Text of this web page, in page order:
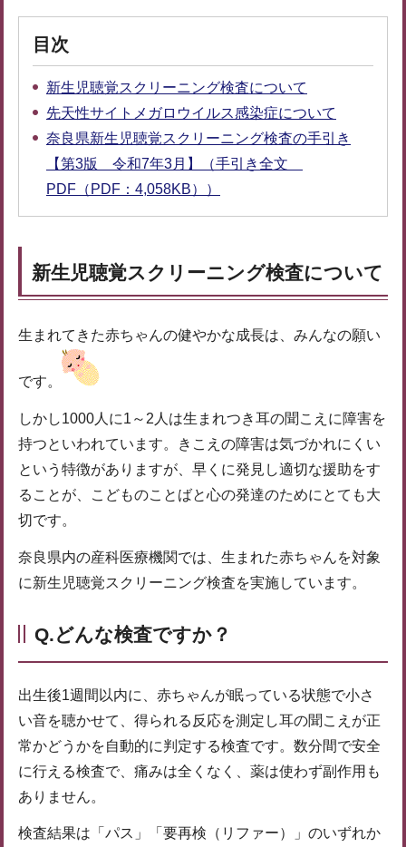
目次
新生児聴覚スクリーニング検査について
先天性サイトメガロウイルス感染症について
奈良県新生児聴覚スクリーニング検査の手引き
【第3版 令和7年3月】（手引き全文
PDF（PDF：4,058KB））
新生児聴覚スクリーニング検査について
生まれてきた赤ちゃんの健やかな成長は、みんなの願い
です。
しかし1000人に1～2人は生まれつき耳の聞こえに障害を
持つといわれています。きこえの障害は気づかれにくい
という特徴がありますが、早くに発見し適切な援助をす
ることが、こどものことばと心の発達のためにとても大
切です。
奈良県内の産科医療機関では、生まれた赤ちゃんを対象
に新生児聴覚スクリーニング検査を実施しています。
Q.どんな検査ですか？
出生後1週間以内に、赤ちゃんが眠っている状態で小さ
い音を聴かせて、得られる反応を測定し耳の聞こえが正
常かどうかを自動的に判定する検査です。数分間で安全
に行える検査で、痛みは全くなく、薬は使わず副作用も
ありません。
検査結果は「パス」「要再検（リファー）」のいずれか